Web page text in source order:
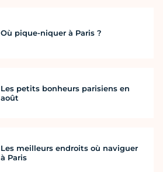
Où pique-niquer à Paris ?
Les petits bonheurs parisiens en
août
Les meilleurs endroits où naviguer
à Paris